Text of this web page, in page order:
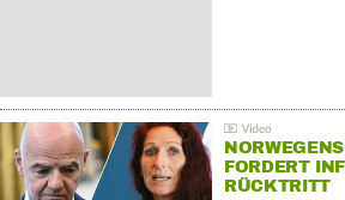
FORDERT
RÜCKTRITT